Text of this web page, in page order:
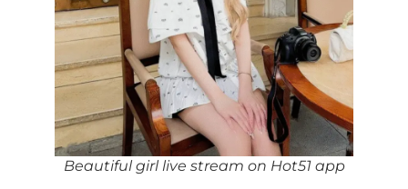
Beautiful girl live stream on Hot51 app